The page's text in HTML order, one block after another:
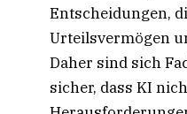
Entscheidungen,
Urteilsvermögen
Daher sind sich
sicher, dass KI